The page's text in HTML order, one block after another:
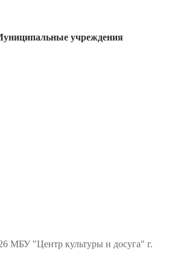
учреждения
МБУ "Центр культуры и досуга" г.